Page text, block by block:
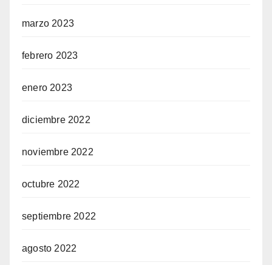
marzo 2023
febrero 2023
enero 2023
diciembre 2022
noviembre 2022
octubre 2022
septiembre 2022
agosto 2022